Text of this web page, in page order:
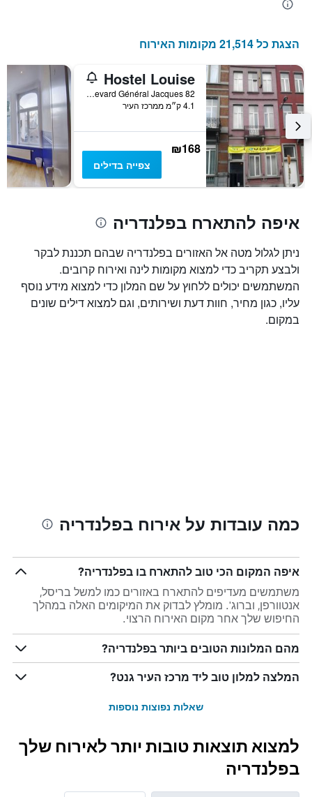
הצגת כל 21,514 מקומות האירוח
Hostel Louise
Boulevard Général Jacques 82, בריסל, בלגיה
4.1 ק״מ ממרכז העיר
₪168
צפייה בדילים
איפה להתארח בפלנדריה
ניתן לגלול מטה אל האזורים בפלנדריה שבהם תכננת לבקר
ולבצע תקריב כדי למצוא מקומות לינה ואירוח קרובים.
המשתמשים יכולים ללחוץ על שם המלון כדי למצוא מידע נוסף
עליו, כגון מחיר, חוות דעת ושירותים, וגם למצוא דילים שונים
במקום.
כמה עובדות על אירוח בפלנדריה
איפה המקום הכי טוב להתארח בו בפלנדריה?
משתמשים מעדיפים להתארח באזורים כמו למשל בריסל,
אנטוורפן, וברוג'. מומלץ לבדוק את המיקומים האלה במהלך
החיפוש שלך אחר מקום האירוח הרצוי.
מהם המלונות הטובים ביותר בפלנדריה?
המלצה למלון טוב ליד מרכז העיר גנט?
שאלות נפוצות נוספות
למצוא תוצאות טובות יותר לאירוח שלך
בפלנדריה